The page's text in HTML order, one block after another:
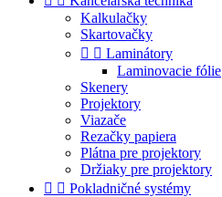
Kalkulačky
Skartovačky
  Laminátory
Laminovacie fólie
Skenery
Projektory
Viazače
Rezačky papiera
Plátna pre projektory
Držiaky pre projektory
  Pokladničné systémy